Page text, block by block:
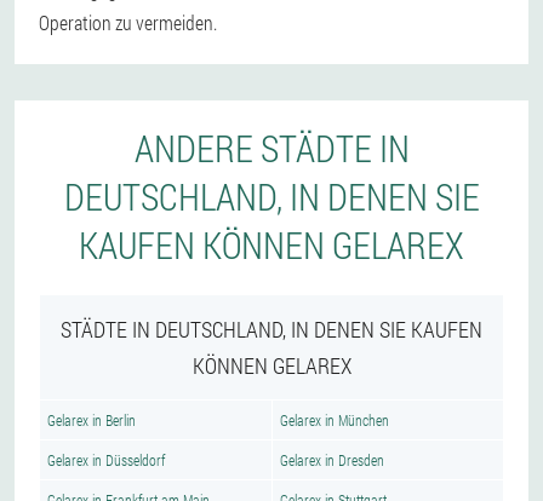
Operation zu vermeiden.
ANDERE STÄDTE IN
DEUTSCHLAND, IN DENEN SIE
KAUFEN KÖNNEN GELAREX
STÄDTE IN DEUTSCHLAND, IN DENEN SIE KAUFEN
KÖNNEN GELAREX
Gelarex in Berlin Gelarex in München
Gelarex in Düsseldorf Gelarex in Dresden